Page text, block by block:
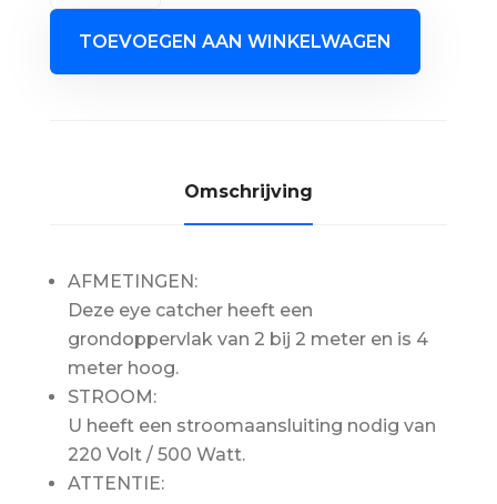
meter
aantal
TOEVOEGEN AAN WINKELWAGEN
AFMETINGEN:
Deze eye catcher heeft een
grondoppervlak van 2 bij 2 meter en is 4
meter hoog.
STROOM:
U heeft een stroomaansluiting nodig van
220 Volt / 500 Watt.
ATTENTIE: